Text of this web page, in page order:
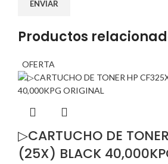
Productos
OFERTA
▷CARTUCHO DE
(25X) BLACK